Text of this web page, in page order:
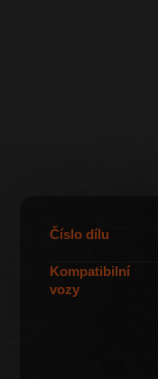
Číslo dílu
Kompatibilní
vozy